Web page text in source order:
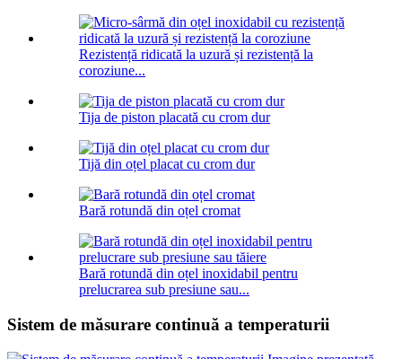
Rezistență ridicată la uzură și rezistență la
coroziune...
Tija de piston placată cu crom dur
Tijă din oțel placat cu crom dur
Bară rotundă din oțel cromat
Bară rotundă din oțel inoxidabil pentru
prelucrarea sub presiune sau...
Sistem de măsurare continuă a temperaturii